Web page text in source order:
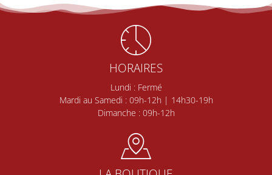
HORAIRES
Lundi : Fermé
Mardi au Samedi : 09h-12h | 14h30-19h
Dimanche : 09h-12h